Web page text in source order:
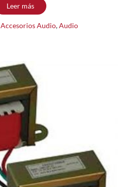
Leer más
Accesorios Audio,Audio